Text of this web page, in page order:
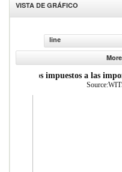
VISTA DE GRÁFICO
line
y otros impuestos a las